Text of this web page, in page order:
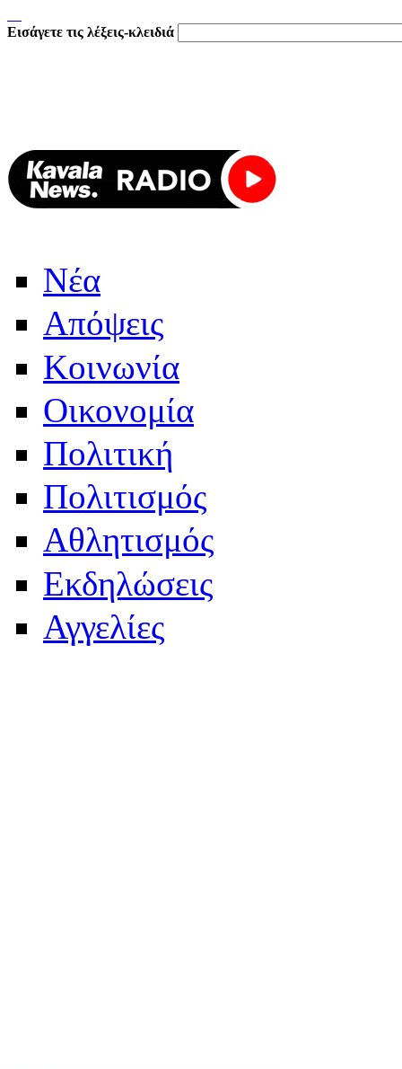
Εισάγετε τις λέξεις-κλειδιά
Νέα
Απόψεις
Κοινωνία
Οικονομία
Πολιτική
Πολιτισμός
Αθλητισμός
Εκδηλώσεις
Αγγελίες